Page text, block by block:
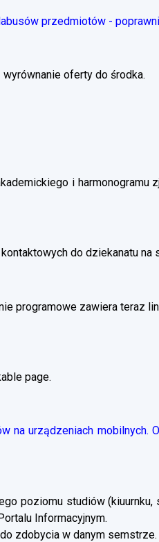
przedmiotów -
oferty do środka.
i
do dziekanatu na
programowe zawiera teraz
page.
na urządzeniach mobilnych.
poziomu studiów
Informacyjnym.
zdobycia w danym semstrze.